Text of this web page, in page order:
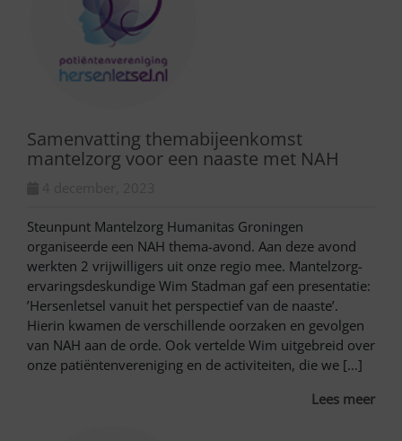
Samenvatting themabijeenkomst
mantelzorg voor een naaste met NAH
Steunpunt Mantelzorg Humanitas Groningen
organiseerde een NAH thema-avond. Aan deze avond
werkten 2 vrijwilligers uit onze regio mee. Mantelzorg-
ervaringsdeskundige Wim Stadman gaf een presentatie:
’Hersenletsel vanuit het perspectief van de naaste’.
Hierin kwamen de verschillende oorzaken en gevolgen
van NAH aan de orde. Ook vertelde Wim uitgebreid over
onze patiëntenvereniging en de activiteiten, die we […]
Lees meer